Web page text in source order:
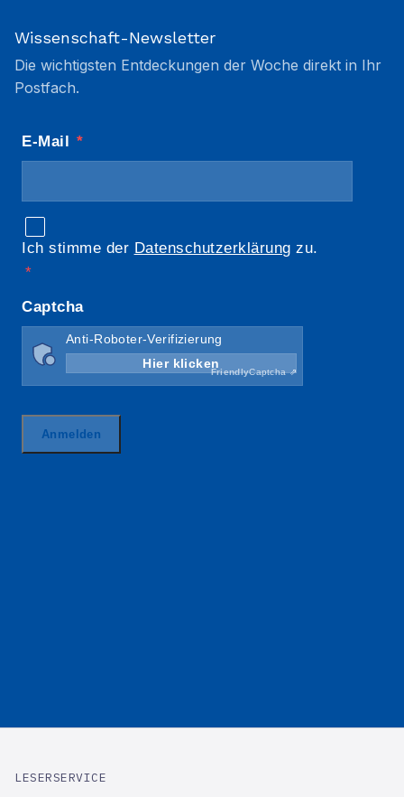
Wissenschaft-Newsletter
Die wichtigsten Entdeckungen der Woche direkt in Ihr
Postfach.
LESERSERVICE